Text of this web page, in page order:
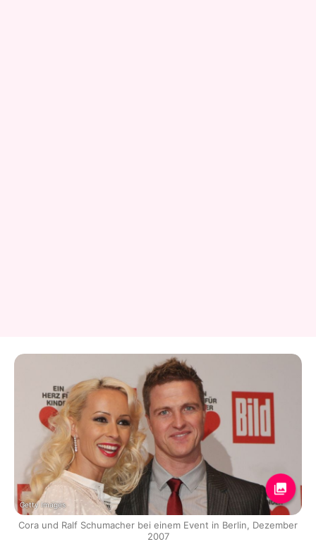
Getty Images
Cora und Ralf Schumacher bei einem Event in Berlin, Dezember
2007